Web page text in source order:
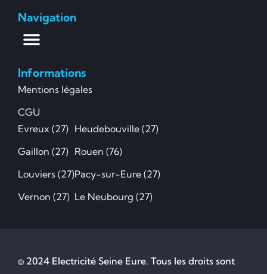
Navigation
Informations
Mentions légales
CGU
Evreux (27)
Gaillon (27)
Louviers (27)
Vernon (27)
Heudebouville (27)
Rouen (76)
Pacy-sur-Eure (27)
Le Neubourg (27)
© 2024 Electricité Seine Eure. Tous les droits sont